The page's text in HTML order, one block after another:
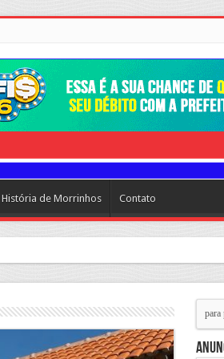
História de Morrinhos Contato